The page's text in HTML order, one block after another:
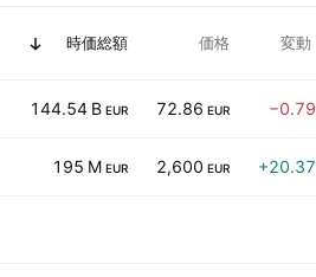
時価総額 価格 変動
144.54 B EUR 72.86 EUR
195 M EUR 2,600 EUR